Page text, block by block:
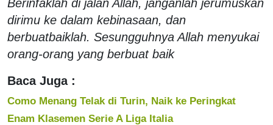
Berinfaklah di jalan Allah, janganlah jerumuskan
dirimu ke dalam kebinasaan, dan
berbuatbaiklah. Sesungguhnya Allah menyukai
orang-orang yang berbuat baik
Baca Juga :
Como Menang Telak di Turin, Naik ke Peringkat
Enam Klasemen Serie A Liga Italia